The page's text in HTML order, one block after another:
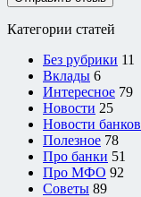
Категории статей
Без рубрики 11
Вклады 6
Интересное 79
Новости 25
Новости банков
Полезное 78
Про банки 51
Про МФО 92
Советы 89